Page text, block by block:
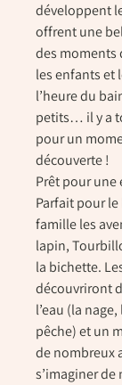
développent
offrent une
des moments
les enfants et
l’heure du
petits… il y a
pour un
découverte !
Prêt pour une
Parfait pour
famille les
lapin,
la bichette.
découvriront
l’eau (la
pêche) et un
de nombreux
s’imaginer